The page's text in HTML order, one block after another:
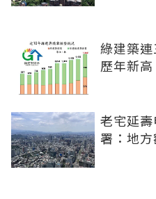
綠建築
歷年新高
老宅延
署：地